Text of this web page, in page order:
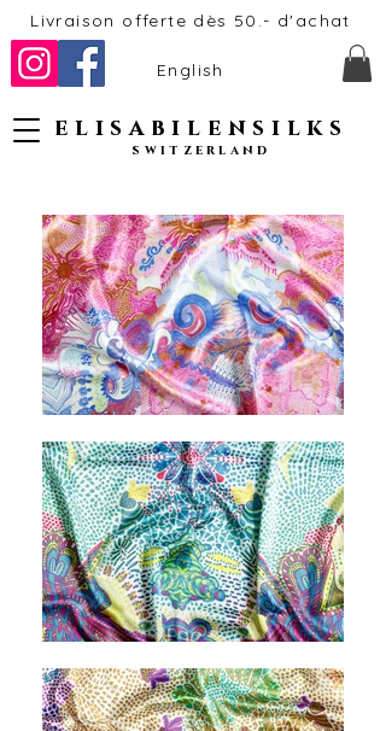
Livraison offerte dès 50.- d'achat
elisabilensilks
switzerland
English